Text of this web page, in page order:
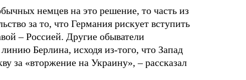
немцев на это решение, то часть из
за то, что Германия рискует вступить
– Россией. Другие обыватели
Берлина, исходя из-того, что Запад
за «вторжение на Украину», – рассказал